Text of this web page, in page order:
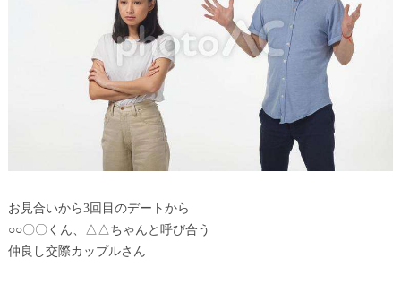
お見合いから3回目のデートから
○○〇〇くん、△△ちゃんと呼び合う
仲良し交際カップルさん